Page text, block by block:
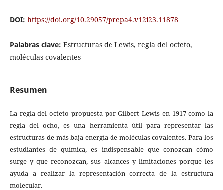
DOI: https://doi.org/10.29057/prepa4.v12i23.11878
Palabras clave: Estructuras de Lewis, regla del octeto,
moléculas covalentes
Resumen
La regla del octeto propuesta por Gilbert Lewis en 1917 como la
regla del ocho, es una herramienta útil para representar las
estructuras de más baja energía de moléculas covalentes. Para los
estudiantes de química, es indispensable que conozcan cómo
surge y que reconozcan, sus alcances y limitaciones porque les
ayuda a realizar la representación correcta de la estructura
molecular.